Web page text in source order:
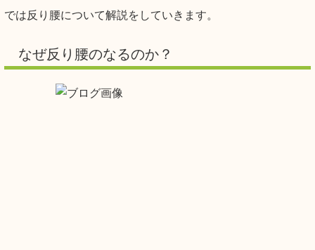
では反り腰について解説をしていきます。
なぜ反り腰のなるのか？